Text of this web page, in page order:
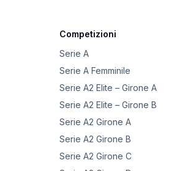
Competizioni
Serie A
Serie A Femminile
Serie A2 Elite – Girone A
Serie A2 Elite – Girone B
Serie A2 Girone A
Serie A2 Girone B
Serie A2 Girone C